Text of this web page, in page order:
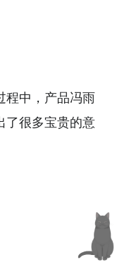
程中，产品冯雨
了很多宝贵的意